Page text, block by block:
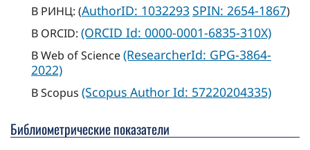
В РИНЦ: (AuthorID: 1032293 SPIN: 2654-1867)
В ORCID: (ORCID Id: 0000-0001-6835-310X)
В Web of Science(ResearcherId: GPG-3864-
2022)
В Scopus (Scopus Author Id: 57220204335)
Библиометрические показатели